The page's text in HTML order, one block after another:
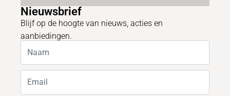
Nieuwsbrief
Blijf op de hoogte van nieuws, acties en
aanbiedingen.